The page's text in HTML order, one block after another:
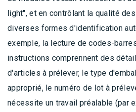
light", et en contrôlant la qualité
diverses formes d'identification
exemple, la lecture de codes-
instructions comprennent des
d'articles à prélever, le type
approprié, le numéro de lot à
nécessite un travail préalable (par